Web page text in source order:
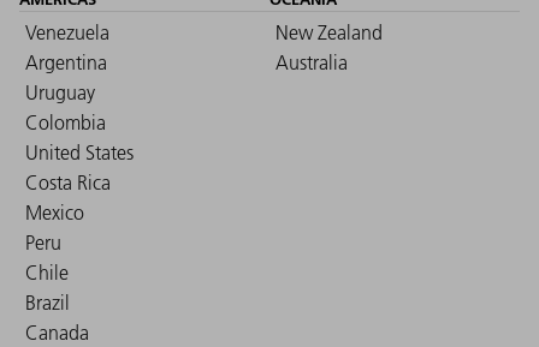
Venezuela
Argentina
Uruguay
Colombia
United States
Costa Rica
Mexico
Peru
Chile
Brazil
Canada
New Zealand
Australia